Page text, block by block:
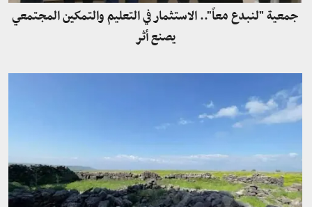
جمعية "لنبدع معاً".. الاستثمار في التعليم والتمكين المجتمعي
يصنع أثر